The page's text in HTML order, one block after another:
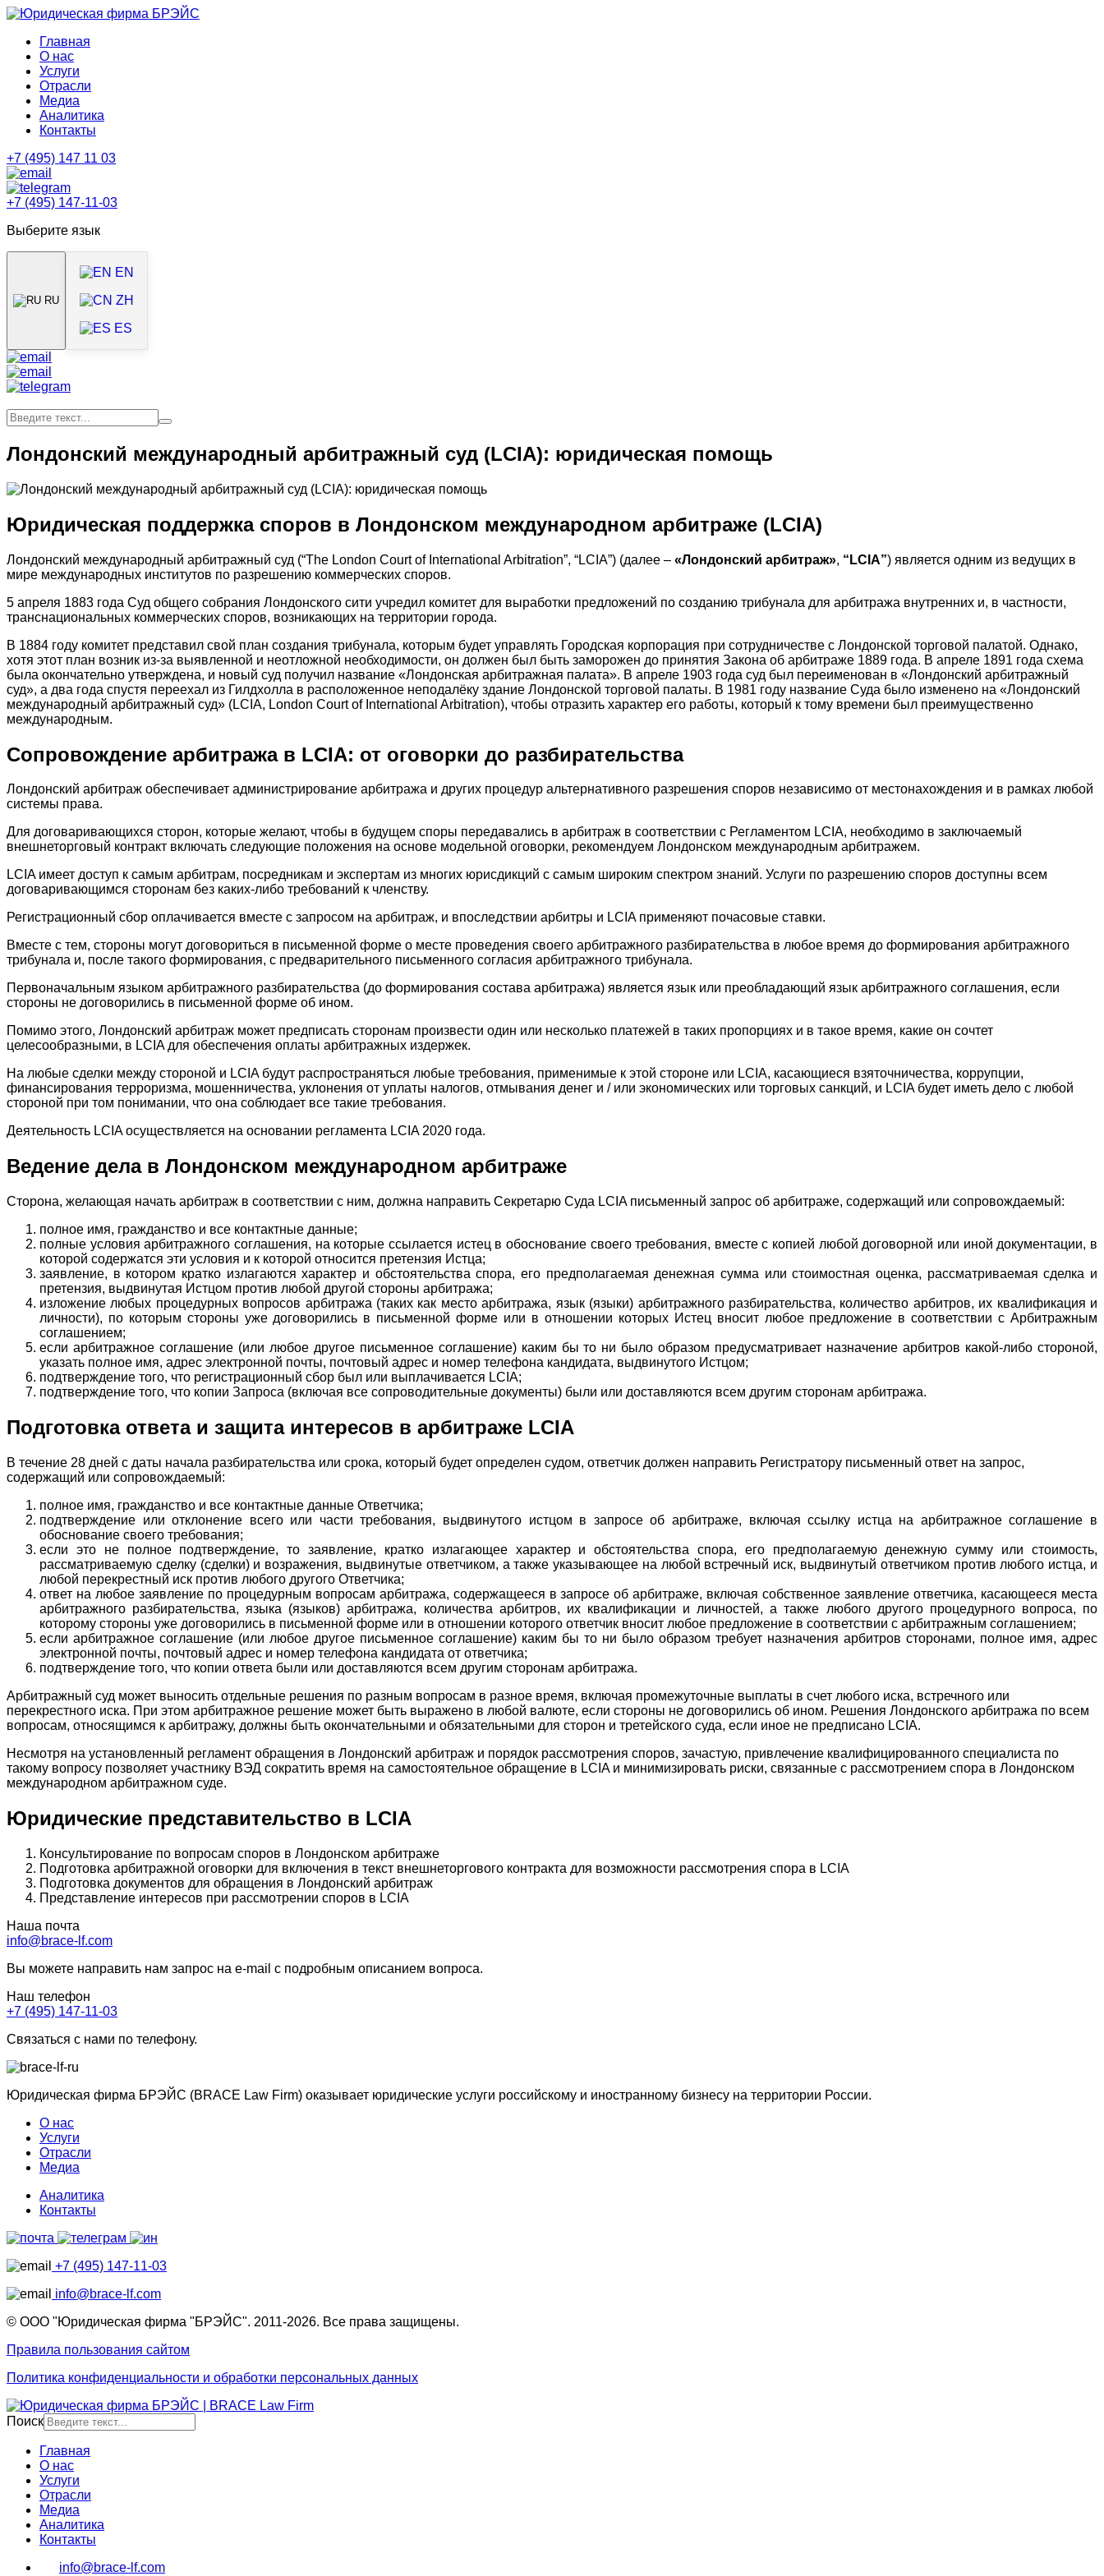
Главная
О нас
Услуги
Отрасли
Медиа
Аналитика
Контакты
+7 (495) 147 11 03
+7 (495) 147-11-03
Выберите язык
RU
EN
ZH
ES
Лондонский международный арбитражный суд (LCIA): юридическая помощь
Юридическая поддержка споров в Лондонском международном арбитраже (LCIA)
Лондонский международный арбитражный суд (“The London Court of International Arbitration”, “LCIA”) (далее – «Лондонский арбитраж», “LCIA”) является одним из ведущих в
мире международных институтов по разрешению коммерческих споров.
5 апреля 1883 года Суд общего собрания Лондонского сити учредил комитет для выработки предложений по созданию трибунала для арбитража внутренних и, в частности,
транснациональных коммерческих споров, возникающих на территории города.
В 1884 году комитет представил свой план создания трибунала, которым будет управлять Городская корпорация при сотрудничестве с Лондонской торговой палатой. Однако,
хотя этот план возник из-за выявленной и неотложной необходимости, он должен был быть заморожен до принятия Закона об арбитраже 1889 года. В апреле 1891 года схема
была окончательно утверждена, и новый суд получил название «Лондонская арбитражная палата». В апреле 1903 года суд был переименован в «Лондонский арбитражный
суд», а два года спустя переехал из Гилдхолла в расположенное неподалёку здание Лондонской торговой палаты. В 1981 году название Суда было изменено на «Лондонский
международный арбитражный суд» (LCIA, London Court of International Arbitration), чтобы отразить характер его работы, который к тому времени был преимущественно
международным.
Сопровождение арбитража в LCIA: от оговорки до разбирательства
Лондонский арбитраж обеспечивает администрирование арбитража и других процедур альтернативного разрешения споров независимо от местонахождения и в рамках любой
системы права.
Для договаривающихся сторон, которые желают, чтобы в будущем споры передавались в арбитраж в соответствии с Регламентом LCIA, необходимо в заключаемый
внешнеторговый контракт включать следующие положения на основе модельной оговорки, рекомендуем Лондонском международным арбитражем.
LCIA имеет доступ к самым арбитрам, посредникам и экспертам из многих юрисдикций с самым широким спектром знаний. Услуги по разрешению споров доступны всем
договаривающимся сторонам без каких-либо требований к членству.
Регистрационный сбор оплачивается вместе с запросом на арбитраж, и впоследствии арбитры и LCIA применяют почасовые ставки.
Вместе с тем, стороны могут договориться в письменной форме о месте проведения своего арбитражного разбирательства в любое время до формирования арбитражного
трибунала и, после такого формирования, с предварительного письменного согласия арбитражного трибунала.
Первоначальным языком арбитражного разбирательства (до формирования состава арбитража) является язык или преобладающий язык арбитражного соглашения, если
стороны не договорились в письменной форме об ином.
Помимо этого, Лондонский арбитраж может предписать сторонам произвести один или несколько платежей в таких пропорциях и в такое время, какие он сочтет
целесообразными, в LCIA для обеспечения оплаты арбитражных издержек.
На любые сделки между стороной и LCIA будут распространяться любые требования, применимые к этой стороне или LCIA, касающиеся взяточничества, коррупции,
финансирования терроризма, мошенничества, уклонения от уплаты налогов, отмывания денег и / или экономических или торговых санкций, и LCIA будет иметь дело с любой
стороной при том понимании, что она соблюдает все такие требования.
Деятельность LCIA осуществляется на основании регламента LCIA 2020 года.
Ведение дела в Лондонском международном арбитраже
Сторона, желающая начать арбитраж в соответствии с ним, должна направить Секретарю Суда LCIA письменный запрос об арбитраже, содержащий или сопровождаемый:
полное имя, гражданство и все контактные данные;
полные условия арбитражного соглашения, на которые ссылается истец в обоснование своего требования, вместе с копией любой договорной или иной документации, в
которой содержатся эти условия и к которой относится претензия Истца;
заявление, в котором кратко излагаются характер и обстоятельства спора, его предполагаемая денежная сумма или стоимостная оценка, рассматриваемая сделка и
претензия, выдвинутая Истцом против любой другой стороны арбитража;
изложение любых процедурных вопросов арбитража (таких как место арбитража, язык (языки) арбитражного разбирательства, количество арбитров, их квалификация и
личности), по которым стороны уже договорились в письменной форме или в отношении которых Истец вносит любое предложение в соответствии с Арбитражным
соглашением;
если арбитражное соглашение (или любое другое письменное соглашение) каким бы то ни было образом предусматривает назначение арбитров какой-либо стороной,
указать полное имя, адрес электронной почты, почтовый адрес и номер телефона кандидата, выдвинутого Истцом;
подтверждение того, что регистрационный сбор был или выплачивается LCIA;
подтверждение того, что копии Запроса (включая все сопроводительные документы) были или доставляются всем другим сторонам арбитража.
Подготовка ответа и защита интересов в арбитраже LCIA
В течение 28 дней с даты начала разбирательства или срока, который будет определен судом, ответчик должен направить Регистратору письменный ответ на запрос,
содержащий или сопровождаемый:
полное имя, гражданство и все контактные данные Ответчика;
подтверждение или отклонение всего или части требования, выдвинутого истцом в запросе об арбитраже, включая ссылку истца на арбитражное соглашение в
обоснование своего требования;
если это не полное подтверждение, то заявление, кратко излагающее характер и обстоятельства спора, его предполагаемую денежную сумму или стоимость,
рассматриваемую сделку (сделки) и возражения, выдвинутые ответчиком, а также указывающее на любой встречный иск, выдвинутый ответчиком против любого истца, и
любой перекрестный иск против любого другого Ответчика;
ответ на любое заявление по процедурным вопросам арбитража, содержащееся в запросе об арбитраже, включая собственное заявление ответчика, касающееся места
арбитражного разбирательства, языка (языков) арбитража, количества арбитров, их квалификации и личностей, а также любого другого процедурного вопроса, по
которому стороны уже договорились в письменной форме или в отношении которого ответчик вносит любое предложение в соответствии с арбитражным соглашением;
если арбитражное соглашение (или любое другое письменное соглашение) каким бы то ни было образом требует назначения арбитров сторонами, полное имя, адрес
электронной почты, почтовый адрес и номер телефона кандидата от ответчика;
подтверждение того, что копии ответа были или доставляются всем другим сторонам арбитража.
Арбитражный суд может выносить отдельные решения по разным вопросам в разное время, включая промежуточные выплаты в счет любого иска, встречного или
перекрестного иска. При этом арбитражное решение может быть выражено в любой валюте, если стороны не договорились об ином. Решения Лондонского арбитража по всем
вопросам, относящимся к арбитражу, должны быть окончательными и обязательными для сторон и третейского суда, если иное не предписано LCIA.
Несмотря на установленный регламент обращения в Лондонский арбитраж и порядок рассмотрения споров, зачастую, привлечение квалифицированного специалиста по
такому вопросу позволяет участнику ВЭД сократить время на самостоятельное обращение в LCIA и минимизировать риски, связанные с рассмотрением спора в Лондонском
международном арбитражном суде.
Юридические представительство в LCIA
Консультирование по вопросам споров в Лондонском арбитраже
Подготовка арбитражной оговорки для включения в текст внешнеторгового контракта для возможности рассмотрения спора в LCIA
Подготовка документов для обращения в Лондонский арбитраж
Представление интересов при рассмотрении споров в LCIA
Наша почта
info@brace-lf.com
Вы можете направить нам запрос на e-mail с подробным описанием вопроса.
Наш телефон
+7 (495) 147-11-03
Связаться с нами по телефону.
Юридическая фирма БРЭЙС (BRACE Law Firm) оказывает юридические услуги российскому и иностранному бизнесу на территории России.
О нас
Услуги
Отрасли
Медиа
Аналитика
Контакты
+7 (495) 147-11-03
info@brace-lf.com
© ООО "Юридическая фирма "БРЭЙС". 2011-2026. Все права защищены.
Правила пользования сайтом
Политика конфиденциальности и обработки персональных данных
Поиск
Главная
О нас
Услуги
Отрасли
Медиа
Аналитика
Контакты
info@brace-lf.com